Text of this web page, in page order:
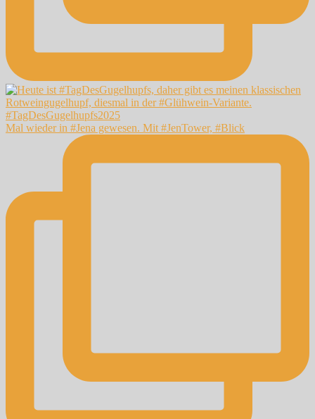
Mal wieder in #Jena gewesen. Mit #JenTower, #Blick